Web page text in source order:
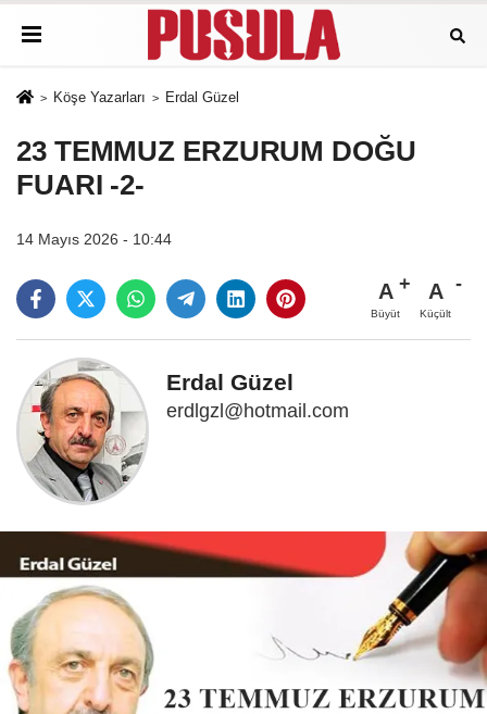
Köşe Yazarları Erdal Güzel
23 TEMMUZ ERZURUM DOĞU
FUARI -2-
14 Mayıs 2026 - 10:44
A
Büyüt
A
Küçült
Erdal Güzel
erdlgzl@hotmail.com